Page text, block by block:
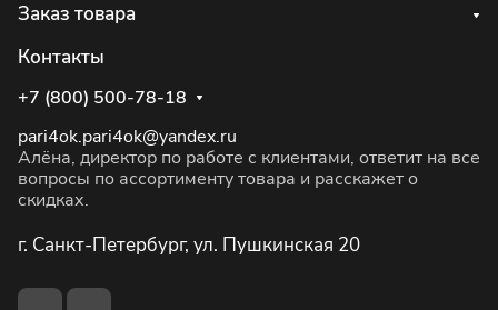
Заказ товара
Контакты
+7 (800) 500-78-18
pari4ok.pari4ok@yandex.ru
Алёна, директор по работе с клиентами, ответит на все
вопросы по ассортименту товара и расскажет о
скидках.
г. Санкт-Петербург, ул. Пушкинская 20